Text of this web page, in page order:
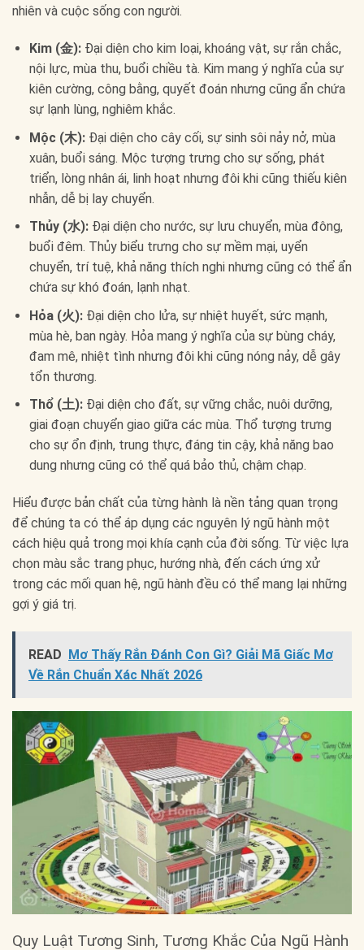
nhiên và cuộc sống con người.
Kim (金):Đại diện cho kim loại, khoáng vật, sự rắn chắc,
nội lực, mùa thu, buổi chiều tà. Kim mang ý nghĩa của sự
kiên cường, công bằng, quyết đoán nhưng cũng ẩn chứa
sự lạnh lùng, nghiêm khắc.
Mộc (木):Đại diện cho cây cối, sự sinh sôi nảy nở, mùa
xuân, buổi sáng. Mộc tượng trưng cho sự sống, phát
triển, lòng nhân ái, linh hoạt nhưng đôi khi cũng thiếu kiên
nhẫn, dễ bị lay chuyển.
Thủy (水):Đại diện cho nước, sự lưu chuyển, mùa đông,
buổi đêm. Thủy biểu trưng cho sự mềm mại, uyển
chuyển, trí tuệ, khả năng thích nghi nhưng cũng có thể ẩn
chứa sự khó đoán, lạnh nhạt.
Hỏa (火):Đại diện cho lửa, sự nhiệt huyết, sức mạnh,
mùa hè, ban ngày. Hỏa mang ý nghĩa của sự bùng cháy,
đam mê, nhiệt tình nhưng đôi khi cũng nóng nảy, dễ gây
tổn thương.
Thổ (土):Đại diện cho đất, sự vững chắc, nuôi dưỡng,
giai đoạn chuyển giao giữa các mùa. Thổ tượng trưng
cho sự ổn định, trung thực, đáng tin cậy, khả năng bao
dung nhưng cũng có thể quá bảo thủ, chậm chạp.
Hiểu được bản chất của từng hành là nền tảng quan trọng
để chúng ta có thể áp dụng các nguyên lý ngũ hành một
cách hiệu quả trong mọi khía cạnh của đời sống. Từ việc lựa
chọn màu sắc trang phục, hướng nhà, đến cách ứng xử
trong các mối quan hệ, ngũ hành đều có thể mang lại những
gợi ý giá trị.
READ Mơ Thấy Rắn Đánh Con Gì? Giải Mã Giấc Mơ
Về Rắn Chuẩn Xác Nhất 2026
Quy Luật Tương Sinh, Tương Khắc Của Ngũ Hành